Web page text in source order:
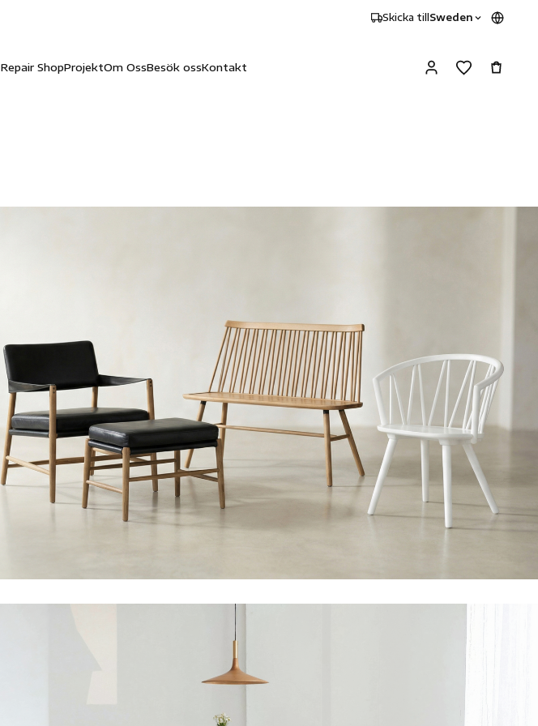
Skicka till Sweden
Repair ShopProjektOm OssBesök ossKontakt